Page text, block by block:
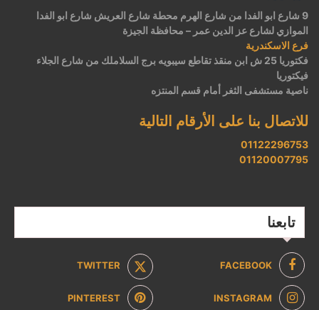
9 شارع ابو الفدا من شارع الهرم محطة شارع العريش شارع ابو الفدا
الموازي لشارع عز الدين عمر – محافظة الجيزة
فرع الاسكندرية
فكتوريا 25 ش ابن منقذ تقاطع سيبويه برج السلاملك من شارع الجلاء
فيكتوريا
ناصية مستشفى الثغر أمام قسم المنتزه
للاتصال بنا على الأرقام التالية
01122296753
01120007795
تابعنا
FACEBOOK
TWITTER
INSTAGRAM
PINTEREST